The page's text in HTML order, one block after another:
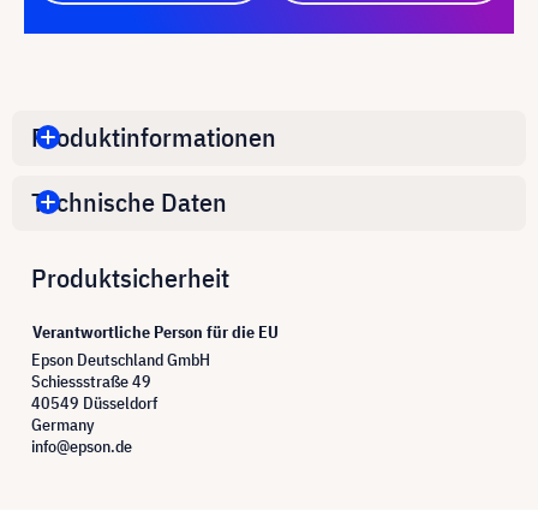
Produktinformationen
Technische Daten
Produktsicherheit
Verantwortliche Person für die EU
Epson Deutschland GmbH
Schiessstraße 49
40549 Düsseldorf
Germany
info@epson.de